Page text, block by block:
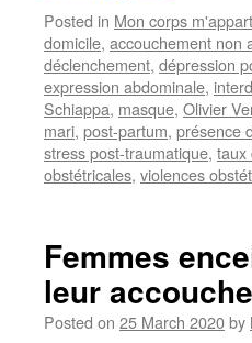
Posted in Mon corps
domicile, accouchement non
déclenchement, dépression
expression abdominale,
Schiappa, masque, Olivier
mari, post-partum, présence
stress post-traumatique, taux
obstétricales, violences
Femmes
leur
Posted on 25 March 2020by